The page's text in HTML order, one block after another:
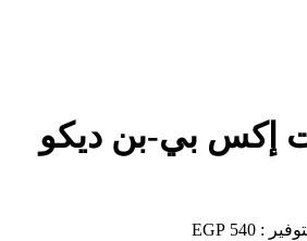
إكس بي-بن ديكو
:
540 EGP